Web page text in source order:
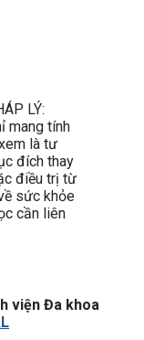
LÝ:
mang tính
là tư
đích thay
điều trị từ
sức khỏe
cần liên
viện Đa khoa